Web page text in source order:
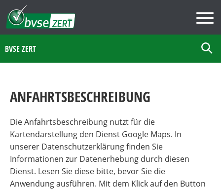
BVSE ZERT
ANFAHRTSBESCHREIBUNG
Die Anfahrtsbeschreibung nutzt für die
Kartendarstellung den Dienst Google Maps. In
unserer Datenschutzerklärung finden Sie
Informationen zur Datenerhebung durch diesen
Dienst. Lesen Sie diese bitte, bevor Sie die
Anwendung ausführen. Mit dem Klick auf den Button